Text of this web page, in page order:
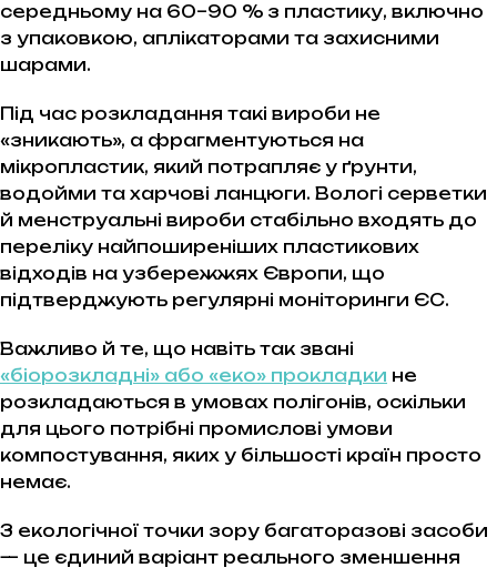
середньому на 60–90 % з пластику, включно
з упаковкою, аплікаторами та захисними
шарами.
Під час розкладання такі вироби не
«зникають», а фрагментуються на
мікропластик, який потрапляє у ґрунти,
водойми та харчові ланцюги. Вологі серветки
й менструальні вироби стабільно входять до
переліку найпоширеніших пластикових
відходів на узбережжях Європи, що
підтверджують регулярні моніторинги ЄС.
Важливо й те, що навіть так звані
«біорозкладні» або «еко» прокладки не
розкладаються в умовах полігонів, оскільки
для цього потрібні промислові умови
компостування, яких у більшості країн просто
немає.
З екологічної точки зору багаторазові засоби
— це єдиний варіант реального зменшення